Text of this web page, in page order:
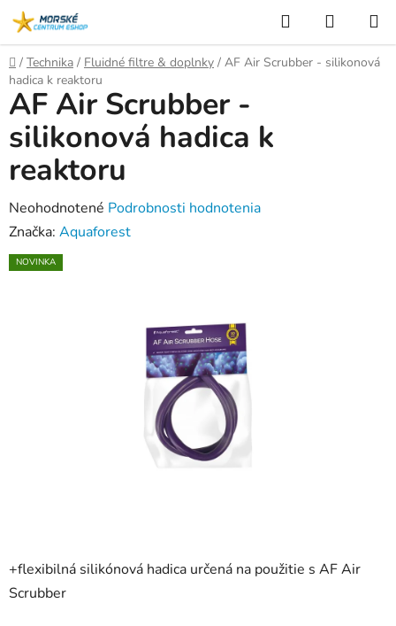
Prejsť
na
obsah
Hľadať
KOŠÍK
Domov
/ Technika / Fluidné filtre & doplnky / AF Air Scrubber - silikonová
hadica k reaktoru
+flexibilná silikónová hadica určená na použitie s AF Air
Scrubber
AF Air Scrubber -
silikonová hadica k
reaktoru
Priemerné
hodnotenie
produktu
Neohodnotené Podrobnosti hodnotenia
Značka: Aquaforest
NOVINKA